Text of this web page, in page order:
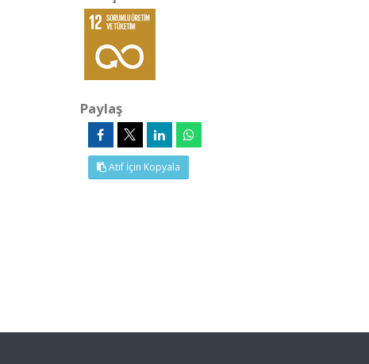
Paylaş
Atıf İçin Kopyala